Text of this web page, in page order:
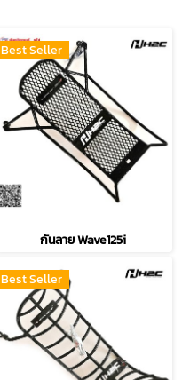
Best Seller
กันลาย Wave125i
Best Seller